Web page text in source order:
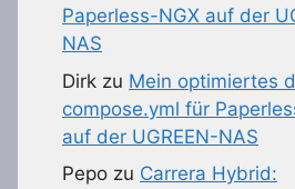
Paperless-NGX auf der
NAS
Dirk zu Mein optimiertes
compose.yml für
auf der UGREEN-NAS
Pepo zu Carrera Hybrid: